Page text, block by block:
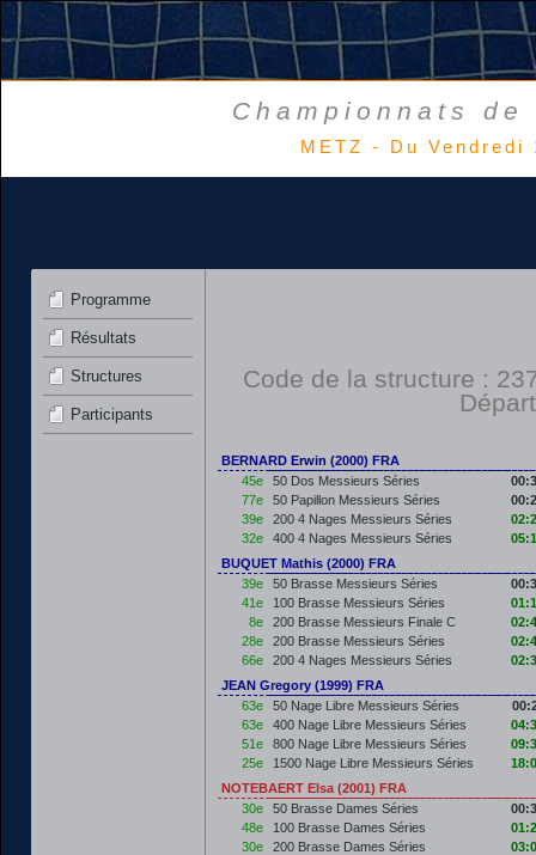
Championnats
METZ - Du
Programme
Résultats
Structures
Participants
Code de la structure :
BERNARD Erwin (2000) FRA
45e
50 Dos Messieurs Séries
77e
50 Papillon Messieurs Séries
39e
200 4 Nages Messieurs Séries
32e
400 4 Nages Messieurs Séries
BUQUET Mathis (2000) FRA
39e
50 Brasse Messieurs Séries
41e
100 Brasse Messieurs Séries
8e
200 Brasse Messieurs Finale C
28e
200 Brasse Messieurs Séries
66e
200 4 Nages Messieurs Séries
JEAN Gregory (1999) FRA
63e
50 Nage Libre Messieurs Séries
63e
400 Nage Libre Messieurs Séries
51e
800 Nage Libre Messieurs Séries
25e
1500 Nage Libre Messieurs Séries
NOTEBAERT Elsa (2001) FRA
30e
50 Brasse Dames Séries
48e
100 Brasse Dames Séries
30e
200 Brasse Dames Séries